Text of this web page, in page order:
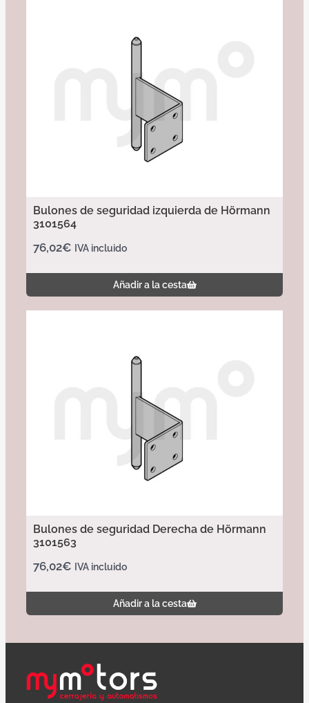
Bulones de seguridad izquierda de Hörmann
3101564
76,02€ IVA incluido
Añadir a la cesta
Bulones de seguridad Derecha de Hörmann
3101563
76,02€ IVA incluido
Añadir a la cesta